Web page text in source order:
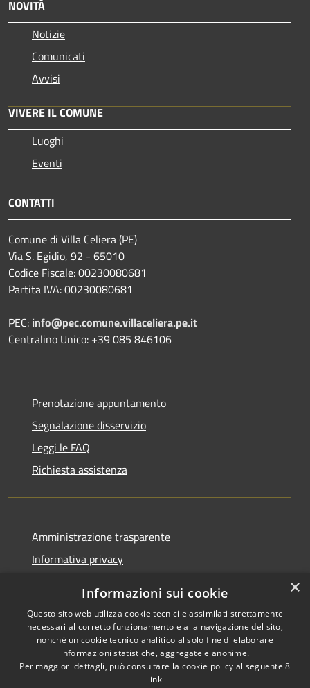
NOVITÀ
Notizie
Comunicati
Avvisi
VIVERE IL COMUNE
Luoghi
Eventi
CONTATTI
Comune di Villa Celiera (PE)
Via S. Egidio, 92 - 65010
Codice Fiscale: 00230080681
Partita IVA: 00230080681
PEC: info@pec.comune.villaceliera.pe.it
Centralino Unico: +39 085 846106
Prenotazione appuntamento
Segnalazione disservizio
Leggi le FAQ
Richiesta assistenza
Amministrazione trasparente
Informativa privacy
Dichiarazione di accessibilità
RSS
Copyright © 2026 • Comune di
×
Informazioni sui cookie
Questo sito web utilizza cookie tecnici e assimilati strettamente
necessari al corretto funzionamento e alla navigazione del sito,
nonché un cookie tecnico analitico al solo fine di elaborare
informazioni statistiche, aggregate e anonime.
Per maggiori dettagli, può consultare la cookie policy al seguente8
link